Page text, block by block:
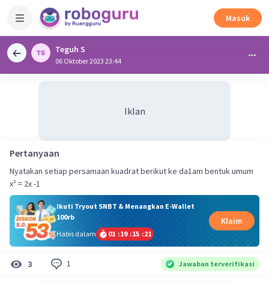
Masuk
Teguh S
06 Oktober 2023 23:44
Iklan
Pertanyaan
Nyatakan setiap persamaan kuadrat berikut ke da1am bentuk umum
x² = 2x -1
Ikuti Tryout SNBT & Menangkan E-Wallet
100rb
Habis dalam
01 :19 :15 :20
Klaim
3 1 Jawaban terverifikasi